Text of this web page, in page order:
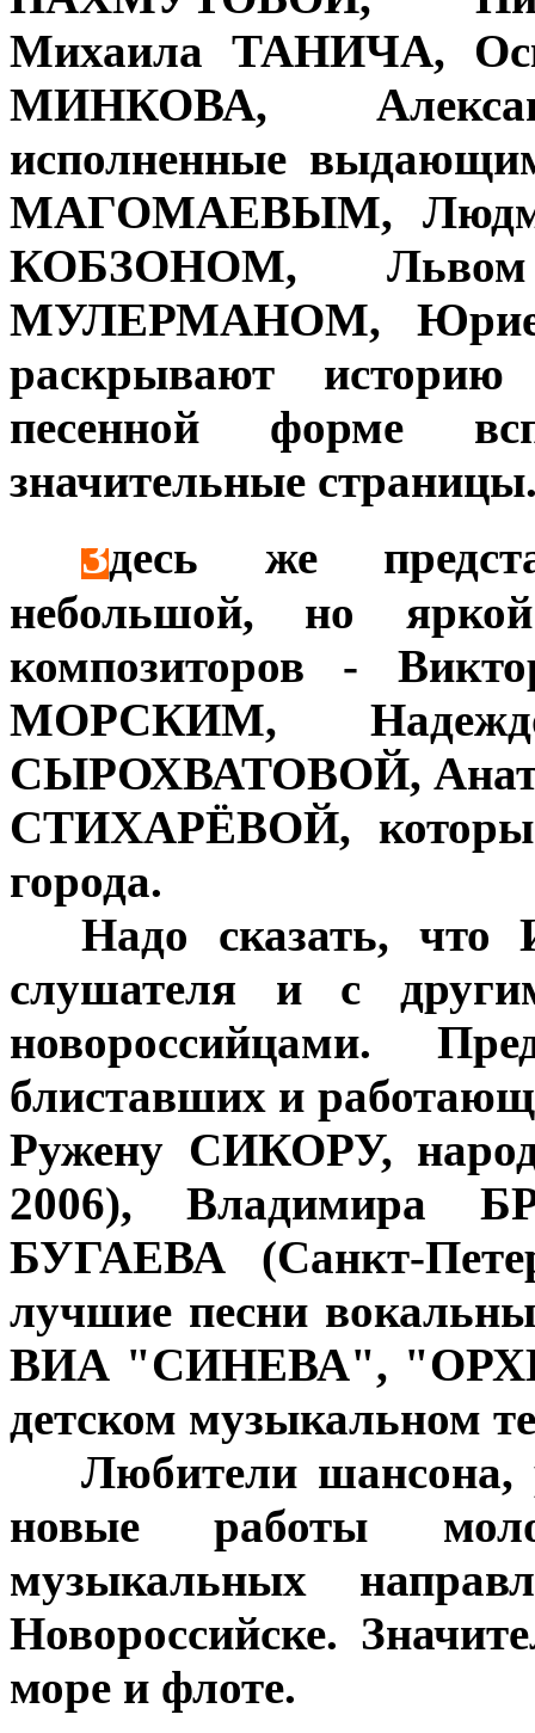
Михаила ТАНИЧА,
МИНКОВА,
исполненные
МАГОМАЕВЫМ,
КОБЗОНОМ,
МУЛЕРМАНОМ,
раскрывают
песенной форме
значительные
Здесь же
небольшой, но яркой
композиторов -
МОРСКИМ,
СЫРОХВАТОВОЙ,
СТИХАРЁВОЙ,
города.
Надо сказать, что
слушателя и с
новороссийцами.
блиставших и
Ружену СИКОРУ,
2006), Владимира
БУГАЕВА (Санкт-
лучшие песни
ВИА "СИНЕВА",
детском
Любители шансона,
новые работы
музыкальных
Новороссийске.
море и флоте.